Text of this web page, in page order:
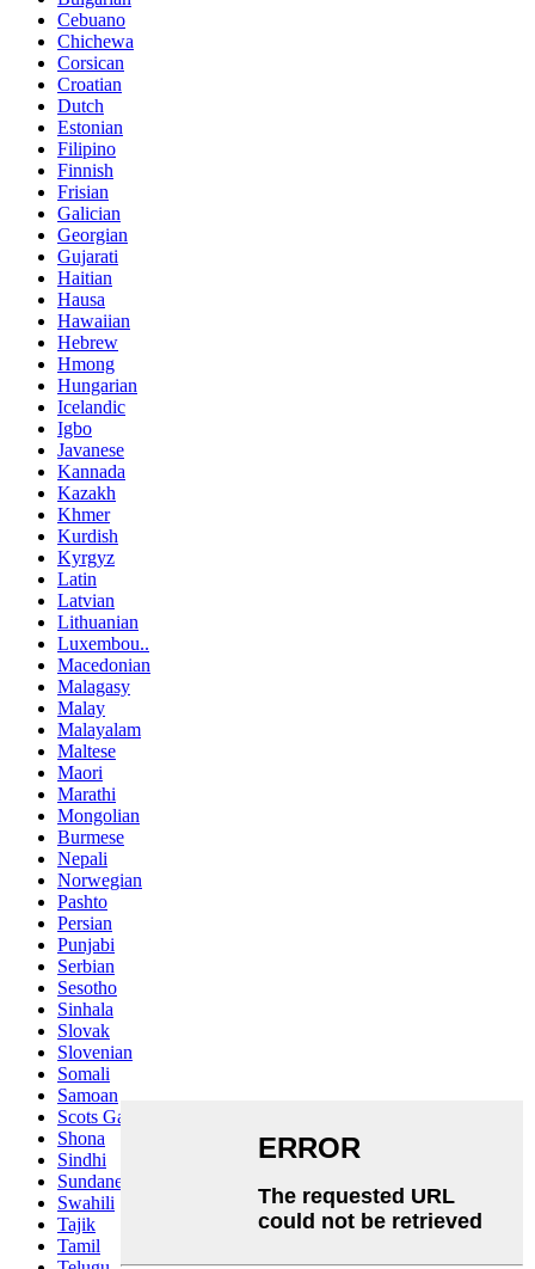
Cebuano
Chichewa
Corsican
Croatian
Dutch
Estonian
Filipino
Finnish
Frisian
Galician
Georgian
Gujarati
Haitian
Hausa
Hawaiian
Hebrew
Hmong
Hungarian
Icelandic
Igbo
Javanese
Kannada
Kazakh
Khmer
Kurdish
Kyrgyz
Latin
Latvian
Lithuanian
Luxembou..
Macedonian
Malagasy
Malay
Malayalam
Maltese
Maori
Marathi
Mongolian
Burmese
Nepali
Norwegian
Pashto
Persian
Punjabi
Serbian
Sesotho
Sinhala
Slovak
Slovenian
Somali
Samoan
Scots Gaelic
Shona
Sindhi
Sundanese
Swahili
Tajik
Tamil